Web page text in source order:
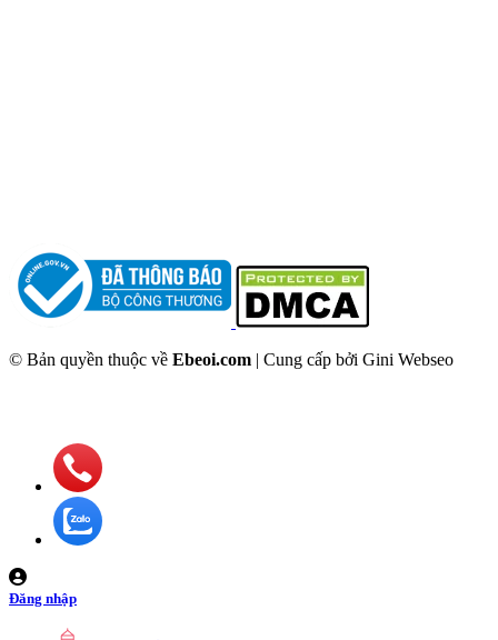
© Bản quyền thuộc về Ebeoi.com | Cung cấp bởi Gini Webseo
Đăng nhập